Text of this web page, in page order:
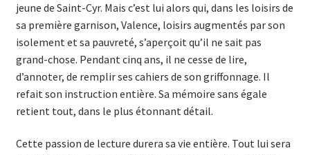
jeune de Saint-Cyr. Mais c’est lui alors qui, dans les loisirs de
sa première garnison, Valence, loisirs augmentés par son
isolement et sa pauvreté, s’aperçoit qu’il ne sait pas
grand-chose. Pendant cinq ans, il ne cesse de lire,
d’annoter, de remplir ses cahiers de son griffonnage. Il
refait son instruction entière. Sa mémoire sans égale
retient tout, dans le plus étonnant détail.
Cette passion de lecture durera sa vie entière. Tout lui sera